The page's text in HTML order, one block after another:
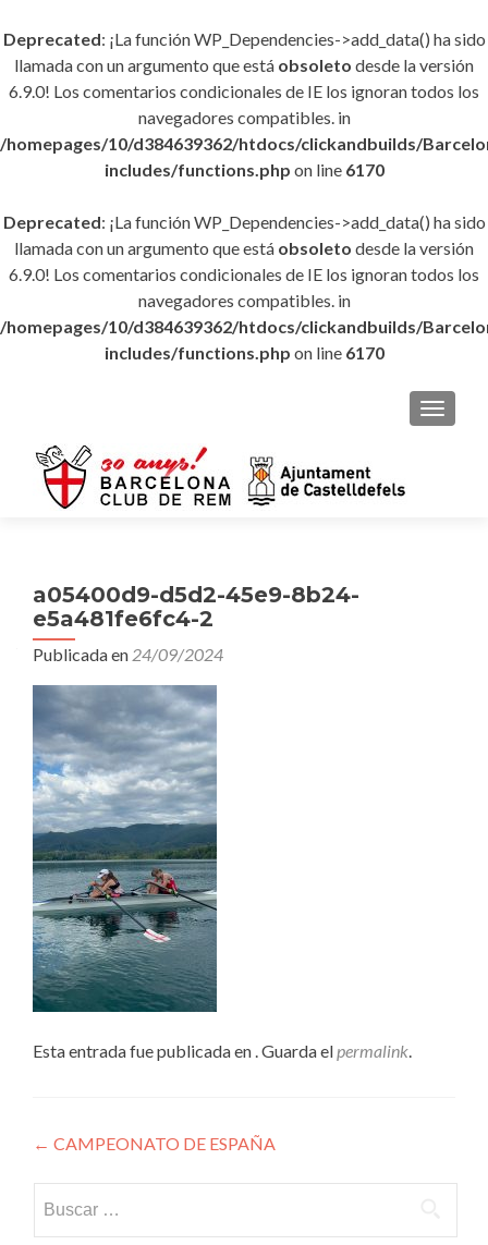
Deprecated: ¡La función WP_Dependencies->add_data() ha sido
llamada con un argumento que está obsoleto desde la versión
6.9.0! Los comentarios condicionales de IE los ignoran todos los
navegadores compatibles. in
/homepages/10/d384639362/htdocs/clickandbuilds/
includes/functions.php on line 6170
Deprecated: ¡La función WP_Dependencies->add_data() ha sido
llamada con un argumento que está obsoleto desde la versión
6.9.0! Los comentarios condicionales de IE los ignoran todos los
navegadores compatibles. in
/homepages/10/d384639362/htdocs/clickandbuilds/
includes/functions.php on line 6170
a05400d9-d5d2-45e9-8b24-
e5a481fe6fc4-2
Publicada en 24/09/2024
Esta entrada fue publicada en . Guarda elpermalink.
Navegación
de
entradas
← CAMPEONATO DE ESPAÑA